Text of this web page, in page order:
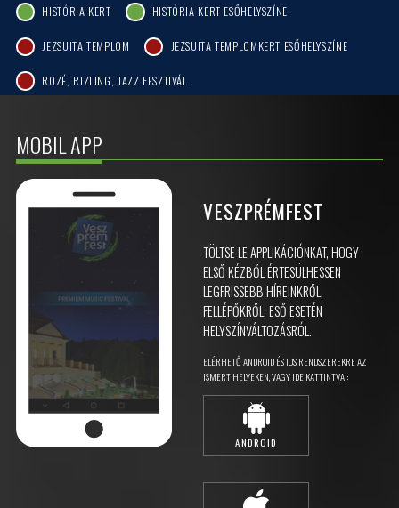
HISTÓRIA KERT HISTÓRIA KERT ESŐHELYSZÍNE
JEZSUITA TEMPLOM JEZSUITA TEMPLOMKERT ESŐHELYSZÍNE
ROZÉ, RIZLING, JAZZ FESZTIVÁL
MOBIL APP
VESZPRÉMFEST
TÖLTSE LE APPLIKÁCIÓNKAT, HOGY
ELSŐ KÉZBŐL ÉRTESÜLHESSEN
LEGFRISSEBB HÍREINKRŐL,
FELLÉPŐKRŐL, ESŐ ESETÉN
HELYSZÍNVÁLTOZÁSRÓL.
ELÉRHETŐ ANDROID ÉS IOS RENDSZEREKRE AZ
ISMERT HELYEKEN, VAGY IDE KATTINTVA :
ANDROID